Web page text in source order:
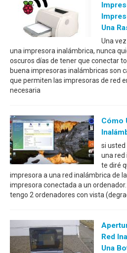
Una
Una
una impresora inalámbrica, nunca
oscuros días de tener que conectar
buena impresoras inalámbricas son
que permiten las impresoras de red
necesaria
Cómo
si usted
una red
te diré
impresora a una red inalámbrica de
impresora conectada a un
tengo 2 ordenadores con vista
Red
Una